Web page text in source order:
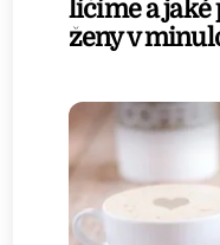
líčíme a
ženy v